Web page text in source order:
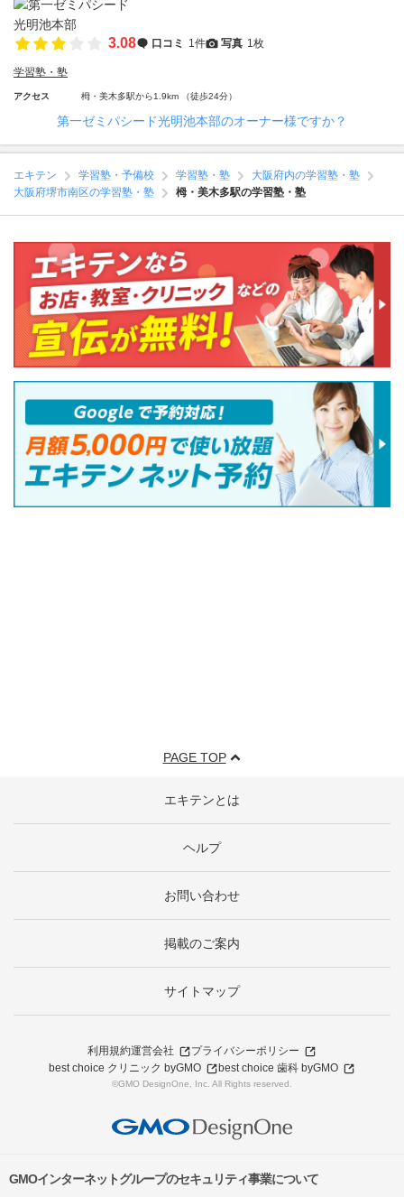
3.08 口コミ 1件 写真 1枚
学習塾・塾
アクセス 栂・美木多駅から1.9km （徒歩24分）
第一ゼミパシード光明池本部のオーナー様ですか？
エキテン 学習塾・予備校 学習塾・塾
大阪府内の学習塾・塾
大阪府堺市南区の学習塾・塾
栂・美木多駅の学習塾・塾
PAGE TOP
エキテンとは
ヘルプ
お問い合わせ
掲載のご案内
サイトマップ
利用規約運営会社
プライバシーポリシー
best choice クリニック byGMO
best choice 歯科 byGMO
©GMO DesignOne, Inc. All Rights reserved.
GMOインターネットグループのセキュリティ事業について